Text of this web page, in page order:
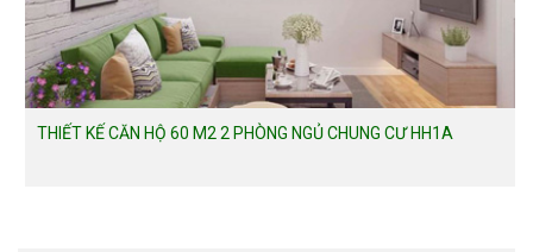
THIẾT KẾ CĂN HỘ 60 M2 2 PHÒNG NGỦ CHUNG CƯ HH1A